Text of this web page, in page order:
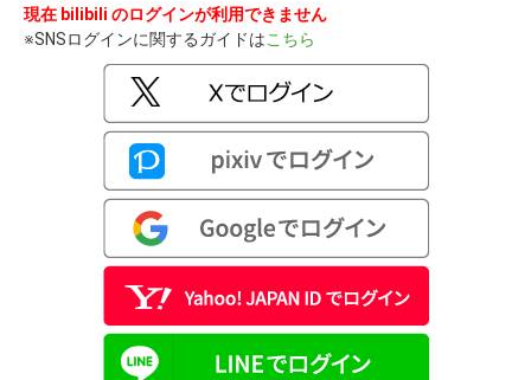
現在 bilibili のログインが利用できません
※SNSログインに関するガイドはこちら